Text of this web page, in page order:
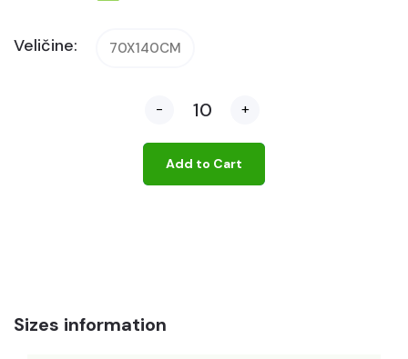
Veličine: 70X140CM
- +
Add to Cart
Sizes information